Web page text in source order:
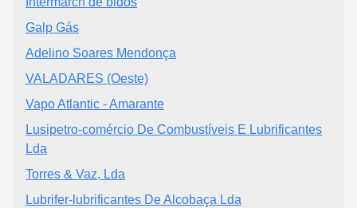
Galp Gás
Adelino Soares Mendonça
VALADARES (Oeste)
Vapo Atlantic - Amarante
Lusipetro-comércio De Combustíveis E Lubrificantes
Lda
Torres & Vaz, Lda
Lubrifer-lubrificantes De Alcobaça Lda